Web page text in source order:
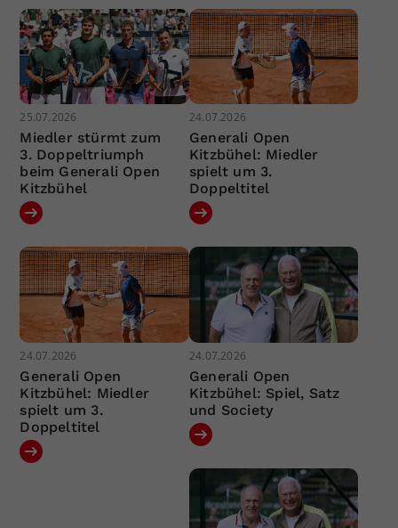
25.07.2026
Miedler stürmt zum
3. Doppeltriumph
beim Generali Open
Kitzbühel
24.07.2026
Generali Open
Kitzbühel: Miedler
spielt um 3.
Doppeltitel
24.07.2026
Generali Open
Kitzbühel: Miedler
spielt um 3.
Doppeltitel
24.07.2026
Generali Open
Kitzbühel: Spiel, Satz
und Society